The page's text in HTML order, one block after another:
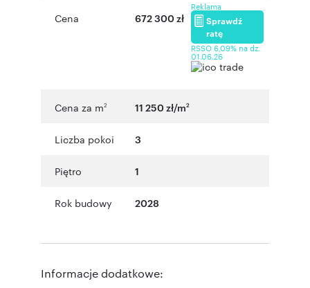
Cena 672 300 zł
Reklama
Sprawdź
ratę
RSSO 6,09% na dz.
01.06.26
Cena za m2 11 250 zł/m2
Liczba pokoi 3
Piętro 1
Rok budowy 2028
Informacje dodatkowe: